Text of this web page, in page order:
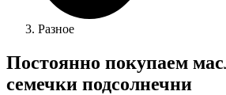
Разное
Постоянно покупаем
семечки подсолнечни